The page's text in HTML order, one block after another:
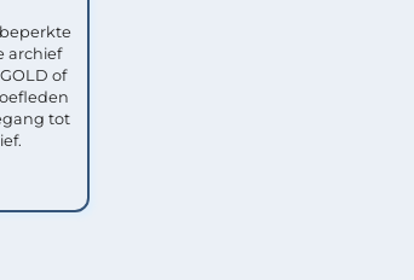
archief
of
tot